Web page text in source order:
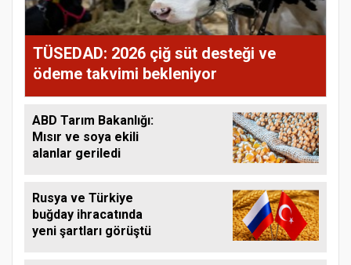
TÜSEDAD: 2026 çiğ süt desteği ve
ödeme takvimi bekleniyor
ABD Tarım Bakanlığı:
Mısır ve soya ekili
alanlar geriledi
Rusya ve Türkiye
buğday ihracatında
yeni şartları görüştü